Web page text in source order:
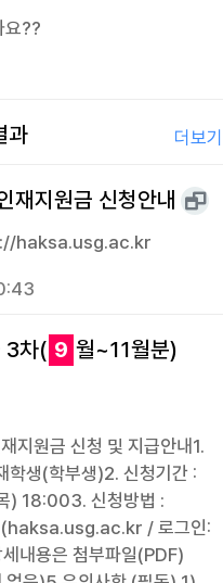
요??
과 더보기
재지원금 신청안내
haksa.usg.ac.kr
3차( 9 월~11월분)
지원금 신청 및 지급안내1.
학생(학부생)2. 신청기간 :
) 18:003. 신청방법 :
(haksa.usg.ac.kr / 로그인:
내용은 첨부파일(PDF)